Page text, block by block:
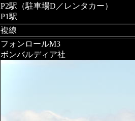
P2駅（駐車場D／レンタカー）
P1駅
複線
フォンロールM3
ボンバルディア社